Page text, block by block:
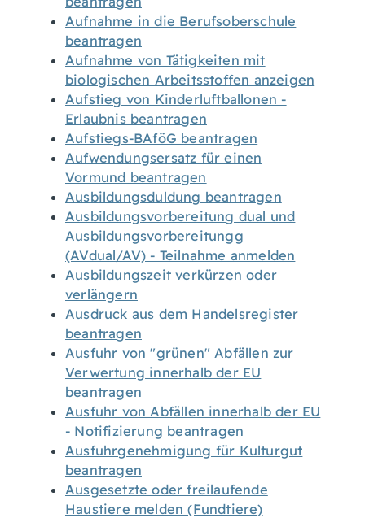
Aufnahme in die Berufsoberschule
beantragen
Aufnahme von Tätigkeiten mit
biologischen Arbeitsstoffen anzeigen
Aufstieg von Kinderluftballonen -
Erlaubnis beantragen
Aufstiegs-BAföG beantragen
Aufwendungsersatz für einen
Vormund beantragen
Ausbildungsduldung beantragen
Ausbildungsvorbereitung dual und
Ausbildungsvorbereitungg
(AVdual/AV) - Teilnahme anmelden
Ausbildungszeit verkürzen oder
verlängern
Ausdruck aus dem Handelsregister
beantragen
Ausfuhr von "grünen" Abfällen zur
Verwertung innerhalb der EU
beantragen
Ausfuhr von Abfällen innerhalb der EU
- Notifizierung beantragen
Ausfuhrgenehmigung für Kulturgut
beantragen
Ausgesetzte oder freilaufende
Haustiere melden (Fundtiere)